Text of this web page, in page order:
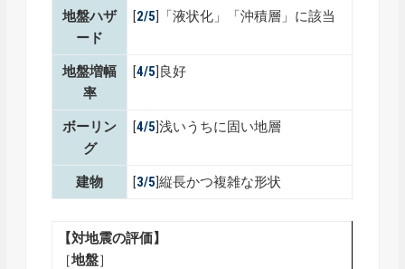
地盤ハザ
ード
[2/5]「液状化」「沖積層」に該当
地盤増幅
率
[4/5]良好
ボーリン
グ
[4/5]浅いうちに固い地層
建物 [3/5]縦長かつ複雑な形状
【対地震の評価】
［地盤］